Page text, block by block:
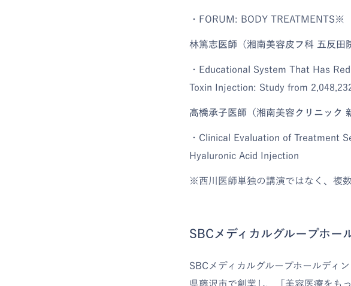
・FORUM: BODY TREATMENTS※
林篤志医師（湘南美容皮フ科 五反田
・Educational System That Has
Toxin Injection: Study from
高橋承子医師（湘南美容クリニック
・Clinical Evaluation of Treatment
Hyaluronic Acid Injection
※西川医師単独の講演ではなく、複
SBCメディカルグループホー
SBCメディカルグループホールディ
県藤沢市で創業し、「美容医療をも